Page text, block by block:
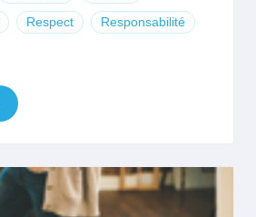
Respect Responsabilité